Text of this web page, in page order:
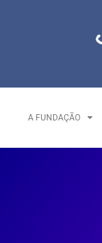
A FUNDAÇÃO